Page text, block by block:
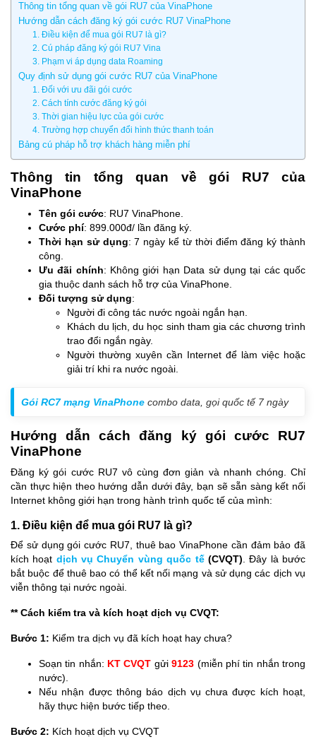
Thông tin tổng quan về gói RU7 của VinaPhone
Hướng dẫn cách đăng ký gói cước RU7 VinaPhone
1. Điều kiện để mua gói RU7 là gì?
2. Cú pháp đăng ký gói RU7 Vina
3. Phạm vi áp dụng data Roaming
Quy định sử dụng gói cước RU7 của VinaPhone
1. Đối với ưu đãi gói cước
2. Cách tính cước đăng ký gói
3. Thời gian hiệu lực của gói cước
4. Trường hợp chuyển đổi hình thức thanh toán
Bảng cú pháp hỗ trợ khách hàng miễn phí
Thông tin tổng quan về gói RU7 của
VinaPhone
Tên gói cước: RU7 VinaPhone.
Cước phí: 899.000đ/ lần đăng ký.
Thời hạn sử dụng: 7 ngày kể từ thời điểm đăng ký thành
công.
Ưu đãi chính: Không giới hạn Data sử dụng tại các quốc
gia thuộc danh sách hỗ trợ của VinaPhone.
Đối tượng sử dụng:
Người đi công tác nước ngoài ngắn hạn.
Khách du lịch, du học sinh tham gia các chương trình
trao đổi ngắn ngày.
Người thường xuyên cần Internet để làm việc hoặc
giải trí khi ra nước ngoài.
Gói RC7 mạng VinaPhone combo data, gọi quốc tế 7 ngày
Hướng dẫn cách đăng ký gói cước RU7
VinaPhone
Đăng ký gói cước RU7 vô cùng đơn giản và nhanh chóng. Chỉ
cần thực hiện theo hướng dẫn dưới đây, bạn sẽ sẵn sàng kết nối
Internet không giới hạn trong hành trình quốc tế của mình:
1. Điều kiện để mua gói RU7 là gì?
Để sử dụng gói cước RU7, thuê bao VinaPhone cần đảm bảo đã
kích hoạt dịch vụ Chuyển vùng quốc tế(CVQT). Đây là bước
bắt buộc để thuê bao có thể kết nối mạng và sử dụng các dịch vụ
viễn thông tại nước ngoài.
** Cách kiểm tra và kích hoạt dịch vụ CVQT:
Bước 1: Kiểm tra dịch vụ đã kích hoạt hay chưa?
Soạn tin nhắn: KT CVQT gửi9123 (miễn phí tin nhắn trong
nước).
Nếu nhận được thông báo dịch vụ chưa được kích hoạt,
hãy thực hiện bước tiếp theo.
Bước 2: Kích hoạt dịch vụ CVQT